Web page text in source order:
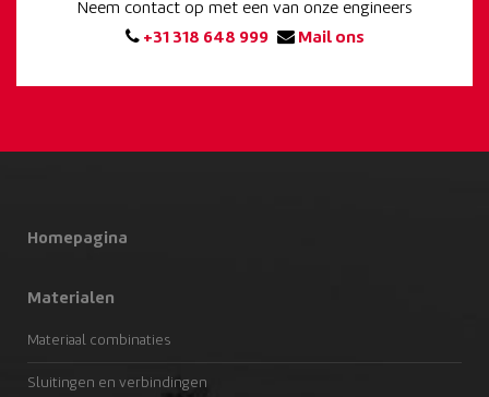
Neem contact op met een van onze engineers
+31 318 648 999
Mail ons
Homepagina
Materialen
Materiaal combinaties
Sluitingen en verbindingen